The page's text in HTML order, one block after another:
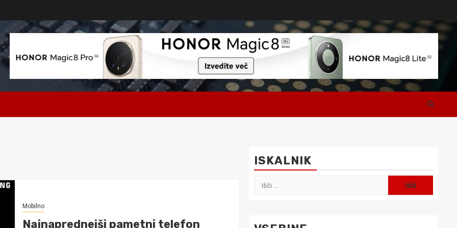
Mobilno
Najnaprednejši pametni telefon
ISKALNIK
Išči: